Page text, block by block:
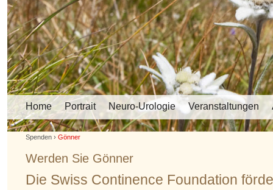
Home Portrait Neuro-Urologie Veranstaltungen
Spenden › Gönner
Werden Sie Gönner
Die Swiss Continence Foundation